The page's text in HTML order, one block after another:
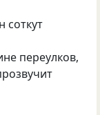
соткут
переулков,